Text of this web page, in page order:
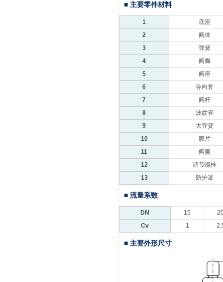
■ 主要零件材料
1
底座
2
阀体
3
弹簧
4
阀瓣
5
阀座
6
导向套
7
阀杆
8
波纹管
9
大弹簧
10
膜片
11
阀盖
12
调节螺栓
13
防护罩
■ 流量系数
DN 15
Cv
1
■ 主要外形尺寸